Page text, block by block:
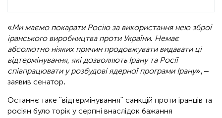
«Ми маємо покарати Росію за використання нею зброї
іранського виробництва проти України. Немає
абсолютно ніяких причин продовжувати видавати ці
відтермінування, які дозволяють Ірану та Росії
співпрацювати у розбудові ядерної програми Ірану», –
заявив сенатор.
Останнє таке "відтермінування" санкцій проти іранців та
росіян було торік у серпні внаслідок бажання